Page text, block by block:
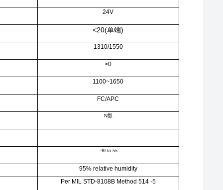
24V
<20(单端)
1310/1550
>0
1100~1650
FC/APC
N型
-40 to 55
95% relative humidity
Per MIL STD-8108B Method 514 -5